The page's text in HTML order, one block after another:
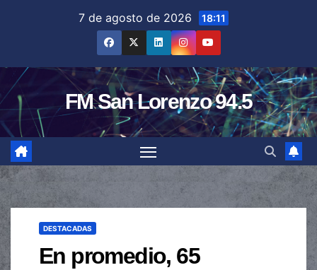
7 de agosto de 2026 18:11
FM San Lorenzo 94.5
DESTACADAS
En promedio, 65